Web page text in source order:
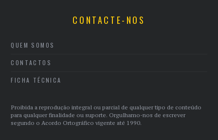
CONTACTE-NOS
QUEM SOMOS
CONTACTOS
FICHA TÉCNICA
Proibida a reprodução integral ou parcial de qualquer tipo de conteúdo
para qualquer finalidade ou suporte. Orgulhamo-nos de escrever
segundo o Acordo Ortográfico vigente até 1990.